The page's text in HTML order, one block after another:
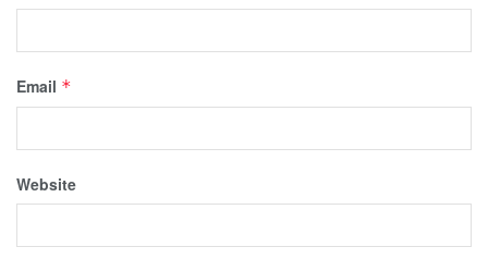
Email *
Website